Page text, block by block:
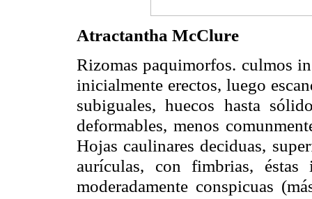
Atractantha McClure
Rizomas paquimorfos. culmos
inicialmente erectos, luego
subiguales, huecos hasta
deformables, menos
Hojas caulinares deciduas,
aurículas, con fimbrias, éstas
moderadamente conspicuas